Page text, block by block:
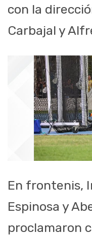
con la
Carbajal y
En frontenis,
Espinosa y
proclamaron